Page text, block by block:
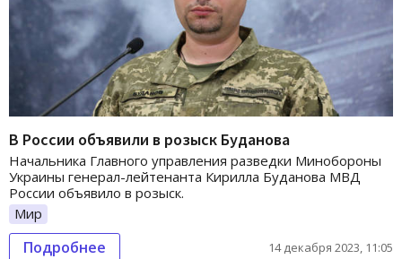
В России объявили в розыск Буданова
Начальника Главного управления разведки Минобороны
Украины генерал-лейтенанта Кирилла Буданова МВД
России объявило в розыск.
Мир
Подробнее 14 декабря 2023, 11:05